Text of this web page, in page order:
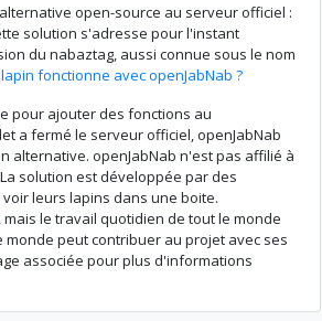
open-source au serveur officiel :
solution s'adresse pour l'instant
du nabaztag, aussi connue sous le nom
fonctionne avec openJabNab ?
pour ajouter des fonctions au
a fermé le serveur officiel, openJabNab
alternative. openJabNab n'est pas affilié à
solution est développée par des
leurs lapins dans une boite.
le travail quotidien de tout le monde
peut contribuer au projet avec ses
associée pour plus d'informations